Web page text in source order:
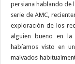
persiana hablando de
serie de AMC,
exploración de los
alguien bueno en
habíamos visto en
malvados